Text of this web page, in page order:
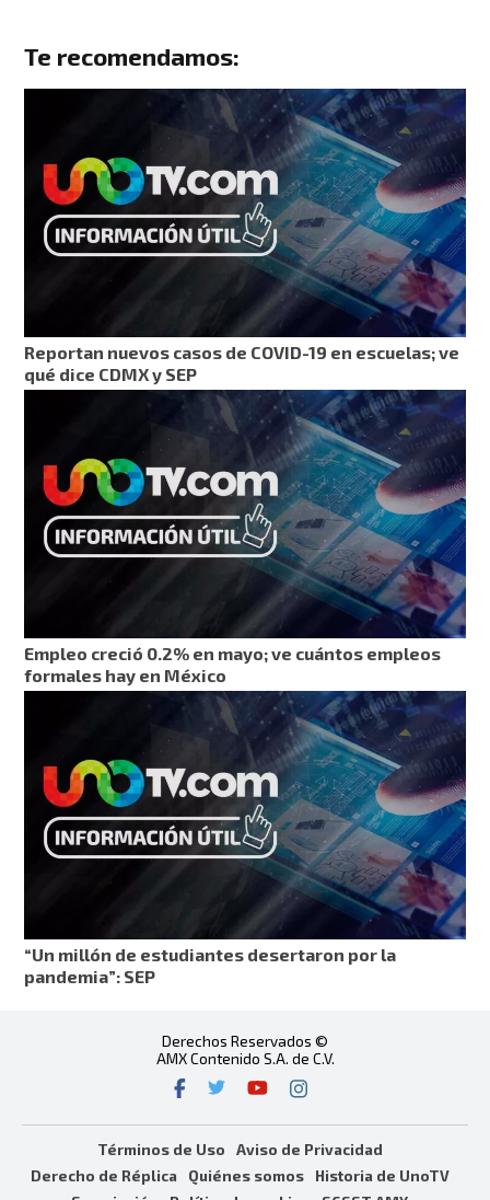
Te recomendamos:
Reportan nuevos casos de COVID-19 en escuelas; ve
qué dice CDMX y SEP
Empleo creció 0.2% en mayo; ve cuántos empleos
formales hay en México
“Un millón de estudiantes desertaron por la
pandemia”: SEP
Derechos Reservados ©
AMX Contenido S.A. de C.V.
Términos de Uso
Aviso de Privacidad
Derecho de Réplica
Quiénes somos
Historia de UnoTV